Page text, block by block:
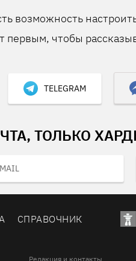
возможность
первым, чтобы
TELEGRAM
ТОЛЬКО
СПРАВОЧНИК
Редакция и контакты